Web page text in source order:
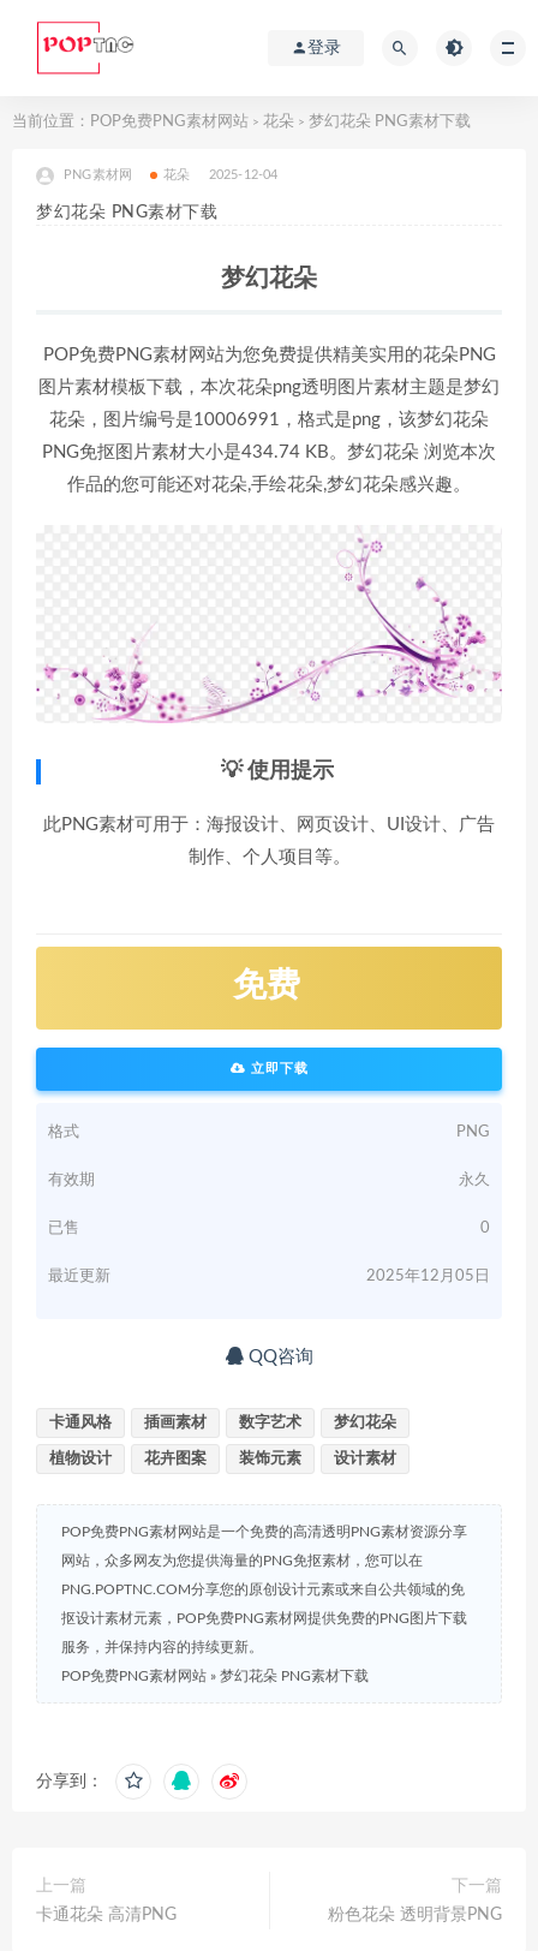
登录
当前位置： POP免费PNG素材网站 > 花朵 > 梦幻花朵 PNG素材下载
PNG素材网 花朵 2025-12-04
梦幻花朵 PNG素材下载
梦幻花朵
POP免费PNG素材网站为您免费提供精美实用的花朵PNG
图片素材模板下载，本次花朵png透明图片素材主题是梦幻
花朵，图片编号是10006991，格式是png，该梦幻花朵
PNG免抠图片素材大小是434.74 KB。梦幻花朵 浏览本次
作品的您可能还对花朵,手绘花朵,梦幻花朵感兴趣。
💡 使用提示
此PNG素材可用于：海报设计、网页设计、UI设计、广告
制作、个人项目等。
免费
立即下载
格式 PNG
有效期 永久
已售 0
最近更新 2025年12月05日
QQ咨询
卡通风格 插画素材 数字艺术 梦幻花朵
植物设计 花卉图案 装饰元素 设计素材
POP免费PNG素材网站是一个免费的高清透明PNG素材资源分享
网站，众多网友为您提供海量的PNG免抠素材，您可以在
PNG.POPTNC.COM分享您的原创设计元素或来自公共领域的免
抠设计素材元素，POP免费PNG素材网提供免费的PNG图片下载
服务，并保持内容的持续更新。
POP免费PNG素材网站 » 梦幻花朵 PNG素材下载
分享到：
上一篇
卡通花朵 高清PNG
下一篇
粉色花朵 透明背景PNG